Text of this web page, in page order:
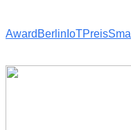
Award Berlin IoTPreis